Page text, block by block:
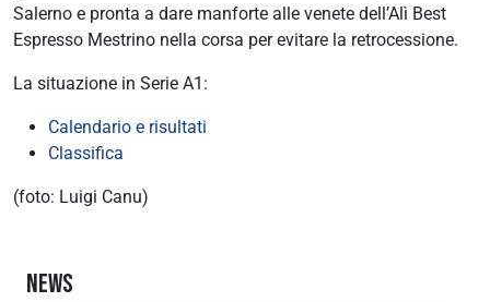
Salerno e pronta a dare manforte alle venete dell’Alì Best
Espresso Mestrino nella corsa per evitare la retrocessione.
La situazione in Serie A1:
Calendario e risultati
Classifica
(foto: Luigi Canu)
NEWS